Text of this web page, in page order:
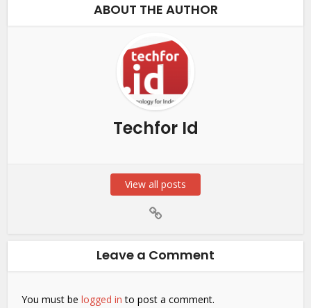
ABOUT THE AUTHOR
Techfor Id
View all posts
Leave a Comment
You must belogged in to post a comment.